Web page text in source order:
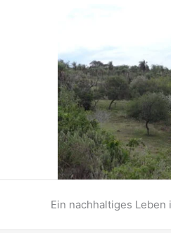
Ein nachhaltiges Leben